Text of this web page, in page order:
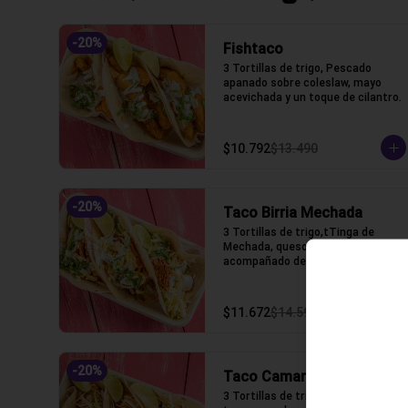
-20% Fishtaco
3 Tortillas de trigo, Pescado
apanado sobre coleslaw, mayo
acevichada y un toque de cilantro.
$10.792$13.490
-20% Taco Birria Mechada
3 Tortillas de trigo,tTinga de
Mechada, queso gauda fundido
acompañado de birria
$11.672$14.590
-20% Taco Camaron Tempura
3 Tortillas de trigo, camarón